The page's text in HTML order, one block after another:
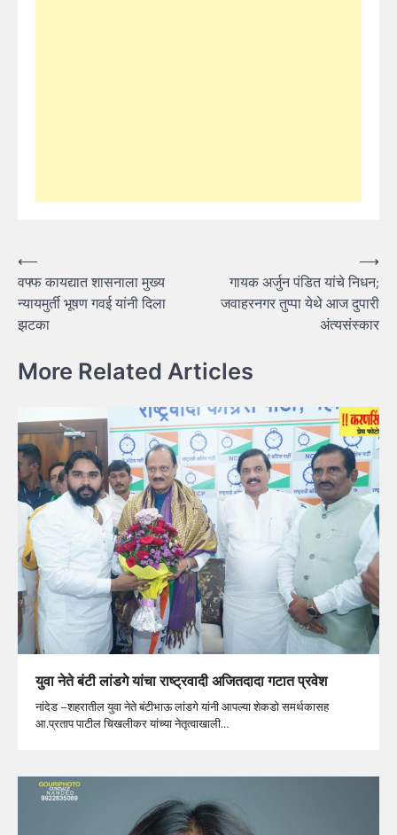
Post
navigation
⟵
वफ्फ कायद्यात शासनाला मुख्य
न्यायमुर्ती भूषण गवई यांनी दिला
झटका
गायक अर्जुन पंडित यांचे निधन;
जवाहरनगर तुप्पा येथे आज दुपारी
अंत्यसंस्कार
⟶
More Related Articles
युवा नेते बंटी लांडगे यांचा राष्ट्रवादी अजितदादा गटात प्रवेश
नांदेड –शहरातील युवा नेते बंटीभाऊ लांडगे यांनी आपल्या शेकडो समर्थकासह
आ.प्रताप पाटील चिखलीकर यांच्या नेतृत्वाखाली…